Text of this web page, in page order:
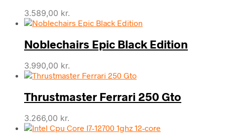
3.589,00 kr.
Noblechairs Epic Black Edition
3.990,00 kr.
Thrustmaster Ferrari 250 Gto
3.266,00 kr.